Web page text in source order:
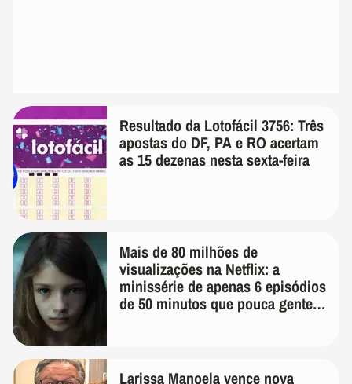
Resultado da Lotofácil 3756: Três
apostas do DF, PA e RO acertam
as 15 dezenas nesta sexta-feira
Mais de 80 milhões de
visualizações na Netflix: a
minissérie de apenas 6 episódios
de 50 minutos que pouca gente
Larissa Manoela vence nova